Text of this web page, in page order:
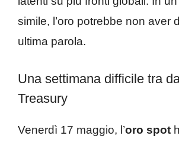
simile, l’oro potrebbe non aver
ultima parola.
Una settimana difficile tra
Treasury
Venerdì 17 maggio, l’oro spot